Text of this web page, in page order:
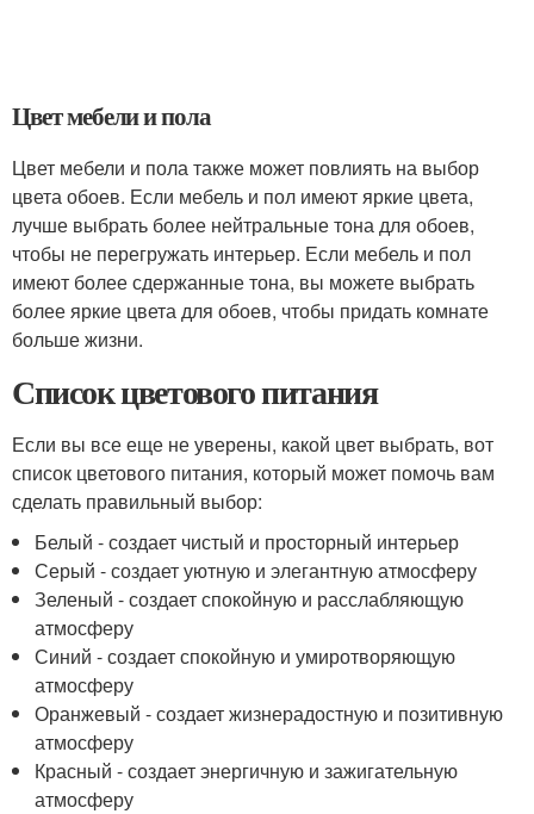
Цвет мебели и пола
Цвет мебели и пола также может повлиять на выбор
цвета обоев. Если мебель и пол имеют яркие цвета,
лучше выбрать более нейтральные тона для обоев,
чтобы не перегружать интерьер. Если мебель и пол
имеют более сдержанные тона, вы можете выбрать
более яркие цвета для обоев, чтобы придать комнате
больше жизни.
Список цветового питания
Если вы все еще не уверены, какой цвет выбрать, вот
список цветового питания, который может помочь вам
сделать правильный выбор:
Белый - создает чистый и просторный интерьер
Серый - создает уютную и элегантную атмосферу
Зеленый - создает спокойную и расслабляющую
атмосферу
Синий - создает спокойную и умиротворяющую
атмосферу
Оранжевый - создает жизнерадостную и позитивную
атмосферу
Красный - создает энергичную и зажигательную
атмосферу